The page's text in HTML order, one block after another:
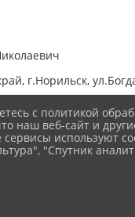
г.Норильск,
с политикой
наш веб-сайт и
используют
"Спутник